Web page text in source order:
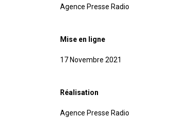
Agence Presse Radio
Mise en ligne
17 Novembre 2021
Réalisation
Agence Presse Radio